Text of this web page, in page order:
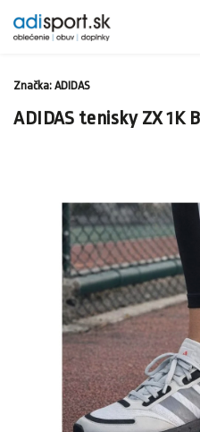
ADIDAS tenisky ZX 1K
Značka: ADIDAS